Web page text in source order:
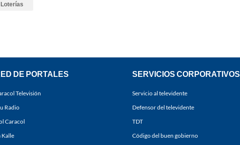
Loterías
DE PORTALES
Televisión
Radio
Caracol
Kalle
SERVICIOS CORPORATIVOS
Servicio al televidente
Defensor del televidente
TDT
Código del buen gobierno